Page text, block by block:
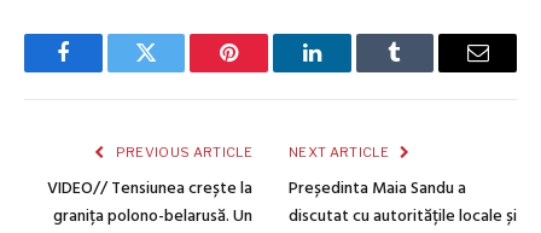
FacebookTwitter Pinterest LinkedInTumblr Email
PREVIOUS ARTICLE
VIDEO// Tensiunea crește la
granița polono-belarusă. Un
NEXT ARTICLE
Președinta Maia Sandu a
discutat cu autoritățile locale și